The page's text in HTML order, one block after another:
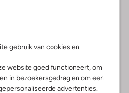
gebruik van cookies en
website goed functioneert, om
in bezoekersgedrag en om een
advertenties.